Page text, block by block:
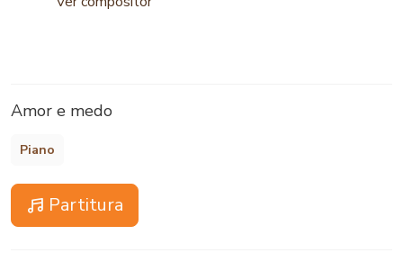
Amor e medo
Piano
Partitura